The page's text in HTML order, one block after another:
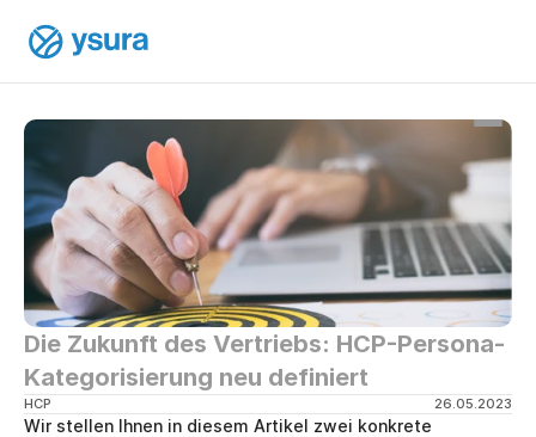
Die Zukunft des Vertriebs: HCP-Persona-
Kategorisierung neu definiert
HCP 26.05.2023
Wir stellen Ihnen in diesem Artikel zwei konkrete